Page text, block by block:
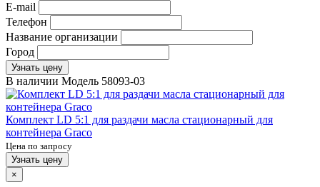
E-mail
Телефон
Название организации
Город
Узнать цену
В наличии Модель 58093-03
Комплект LD 5:1 для раздачи масла стационарный для
контейнера Graco
Цена по запросу
Узнать цену
×